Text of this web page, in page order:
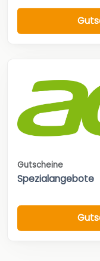
Gutscheine
Spezialangebote